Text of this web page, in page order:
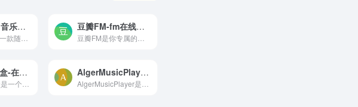
Mineradio 音乐可视化播放器 — 视觉粒子·桌面歌词·Mac/Windows/安卓四端 豆瓣FM-fm在线收听网页版
笒鬼鬼音乐盒-在线免费听歌和mp3音乐下载网站 AlgerMusicPlayer – 免费无损音乐播放器